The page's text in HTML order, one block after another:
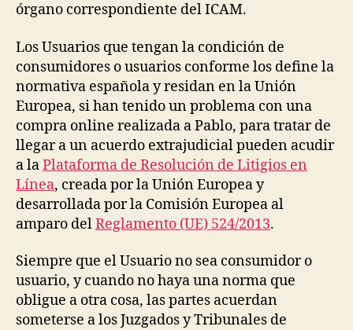
órgano correspondiente del ICAM.
Los Usuarios que tengan la condición de
consumidores o usuarios conforme los define la
normativa española y residan en la Unión
Europea, si han tenido un problema con una
compra online realizada a Pablo, para tratar de
llegar a un acuerdo extrajudicial pueden acudir
a laPlataforma de Resolución de Litigios en
Línea, creada por la Unión Europea y
desarrollada por la Comisión Europea al
amparo delReglamento (UE) 524/2013.
Siempre que el Usuario no sea consumidor o
usuario, y cuando no haya una norma que
obligue a otra cosa, las partes acuerdan
someterse a los Juzgados y Tribunales de